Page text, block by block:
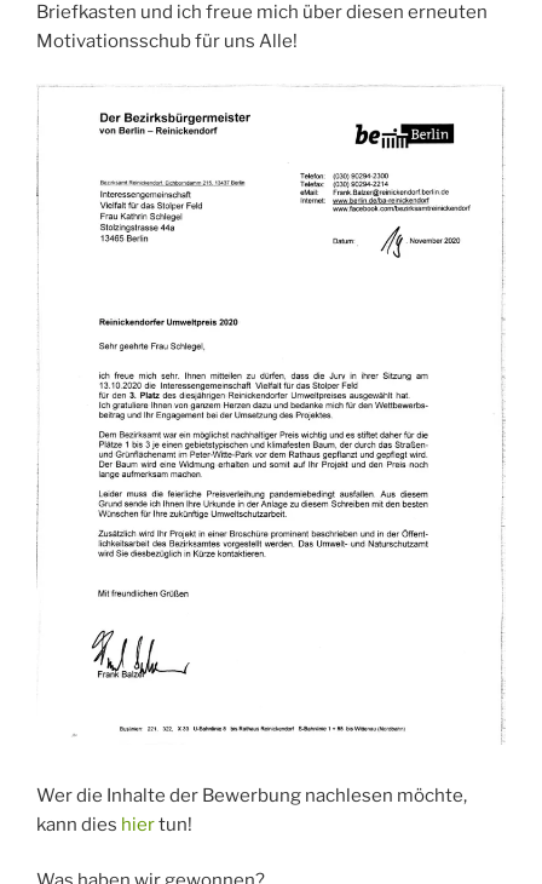
Briefkasten und ich freue mich über diesen erneuten
Motivationsschub für uns Alle!
Wer die Inhalte der Bewerbung nachlesen möchte,
kann dies hiertun!